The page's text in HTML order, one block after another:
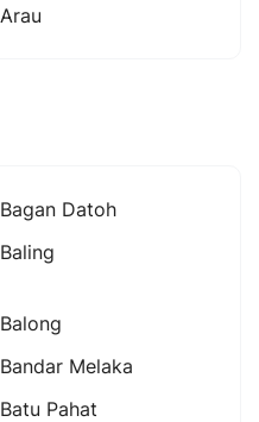
Arau
Bagan Datoh
Baling
Balong
Bandar Melaka
Batu Pahat